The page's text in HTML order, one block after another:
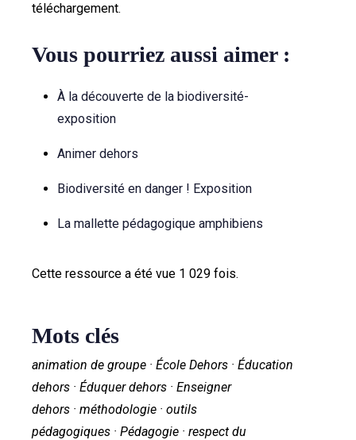
téléchargement.
Vous pourriez aussi aimer :
À la découverte de la biodiversité-
exposition
Animer dehors
Biodiversité en danger ! Exposition
La mallette pédagogique amphibiens
Cette ressource a été vue 1 029 fois.
Mots clés
animation de groupe · École Dehors · Éducation
dehors · Éduquer dehors · Enseigner
dehors · méthodologie · outils
pédagogiques · Pédagogie · respect du